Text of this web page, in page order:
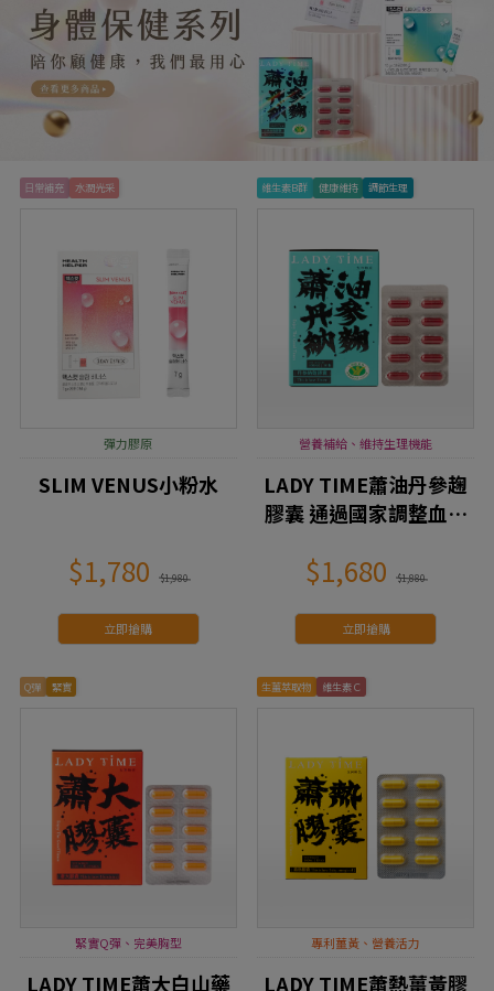
⽇常補充 水潤光采
彈力膠原
SLIM VENUS小粉水
$1,780 $1,980
立即搶購
維生素B群 健康維持 調節生理
營養補給、維持生理機能
LADY TIME蕭油丹參趜
膠囊 通過國家調整血脂
$1,680 $1,880
立即搶購
Q彈 緊實
緊實Q彈、完美胸型
LADY TIME蕭大白山藥
生薑萃取物 維生素Ｃ
專利薑黃、營養活力
LADY TIME蕭熱薑黃膠